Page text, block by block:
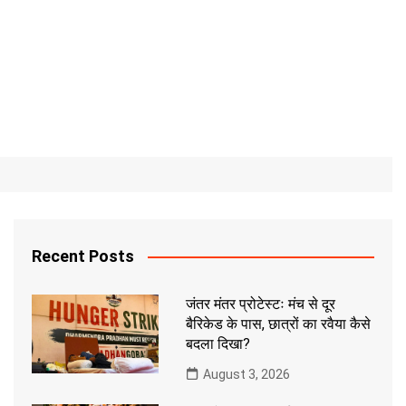
Recent Posts
जंतर मंतर प्रोटेस्टः मंच से दूर
बैरिकेड के पास, छात्रों का रवैया कैसे
बदला दिखा?
August 3, 2026